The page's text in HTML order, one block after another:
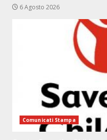
6 Agosto 2026
Comunicati Stampa